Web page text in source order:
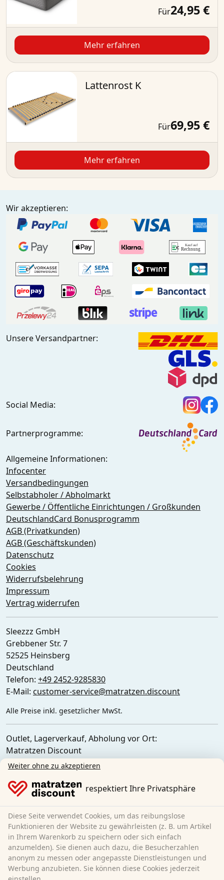
Für24,95 €
Mehr erfahren
Lattenrost K
Für69,95 €
Mehr erfahren
Wir akzeptieren:
Unsere Versandpartner:
Social Media:
Partnerprogramme:
Allgemeine Informationen:
Infocenter
Versandbedingungen
Selbstabholer / Abholmarkt
Gewerbe / Öffentliche Einrichtungen / Großkunden
DeutschlandCard Bonusprogramm
AGB (Privatkunden)
AGB (Geschäftskunden)
Datenschutz
Cookies
Widerrufsbelehrung
Impressum
Vertrag widerrufen
Sleezzz GmbH
Grebbener Str. 7
52525 Heinsberg
Deutschland
Telefon: +49 2452-9285830
E-Mail: customer-service@matratzen.discount
Alle Preise inkl. gesetzlicher MwSt.
Outlet, Lagerverkauf, Abholung vor Ort:
Matratzen Discount
Ferdinand-Porsche-Str. 4
Deutschland
Weiter ohne zu akzeptieren
respektiert Ihre Privatsphäre
Diese Seite verwendet Cookies, um das reibungslose
Funktionieren der Website zu gewährleisten (z. B. um Artikel
in Ihrem Warenkorb zu speichern oder sich einfach
anzumelden). Sie dienen auch dazu, die Besucherzahlen
anonym zu messen oder angepasste Dienstleistungen und
Werbung anzubieten. Sie können diese Cookies jederzeit